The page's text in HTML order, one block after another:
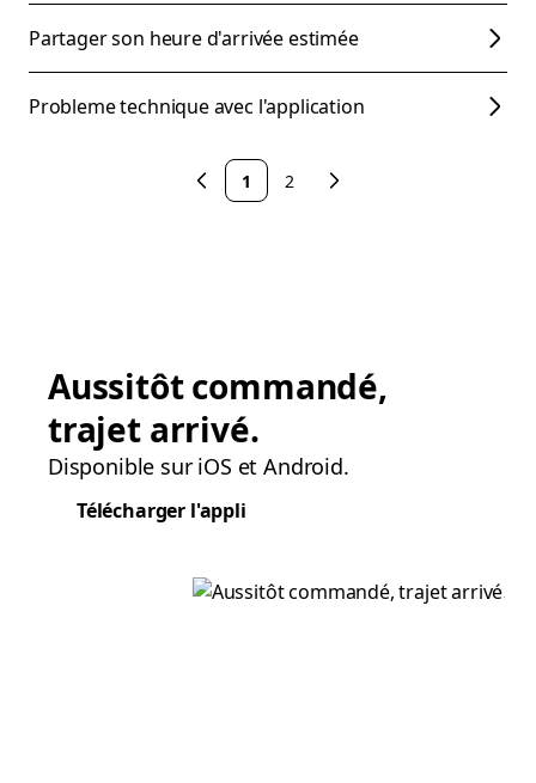
Partager son heure d'arrivée estimée
Probleme technique avec l'application
1 2
Aussitôt commandé,
trajet arrivé.
Disponible sur iOS et Android.
Télécharger l'appli